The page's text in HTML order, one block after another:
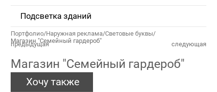
Подсветка зданий
Портфолио/Наружная реклама/Световые буквы/
Магазин "Семейный гардероб"
Магазин "Семейный гардероб"
Хочу также
предыдущая следующая